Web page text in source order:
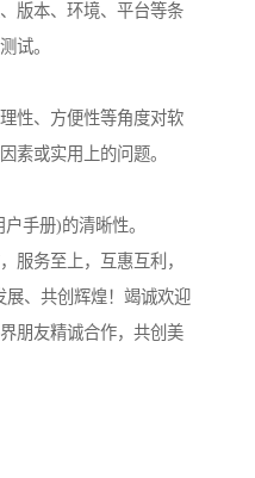
版本、环境、平台等条
试。
性、方便性等角度对软
素或实用上的问题。
手册)的清晰性。
服务至上，互惠互利，
展、共创辉煌！竭诚欢迎
朋友精诚合作，共创美